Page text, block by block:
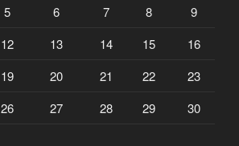
5 6 7 8
9
12 13 14 15
16
19 20 21 22
23
26 27 28 29
30